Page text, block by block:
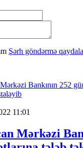
Şərh göndərmə
11:01
Mərkəzi